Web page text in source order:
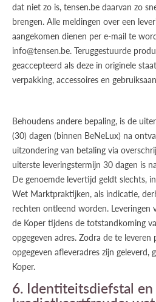
dat niet zo is, tensen.be daarvan zo
brengen. Alle meldingen over een
aangekomen dienen per e-mail te
info@tensen.be. Teruggestuurde
geaccepteerd als deze in originele
verpakking, accessoires en
Behoudens andere bepaling, is de
(30) dagen (binnen BeNeLux) na
uitzondering van betaling via
uiterste leveringstermijn 30 dagen is
De genoemde levertijd geldt slechts,
Wet Marktpraktijken, als indicatie,
rechten ontleend worden.
de Koper tijdens de totstandkoming
opgegeven adres. Zodra de te
opgegeven afleveradres zijn geleverd,
Koper.
6. Identiteitsdiefstal en